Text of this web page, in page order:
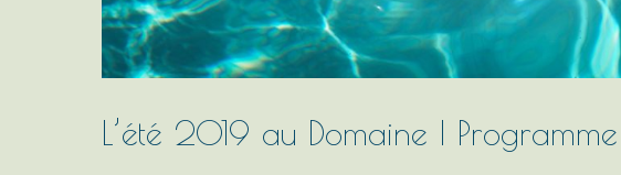
L’été 2019 au Domaine | Programme